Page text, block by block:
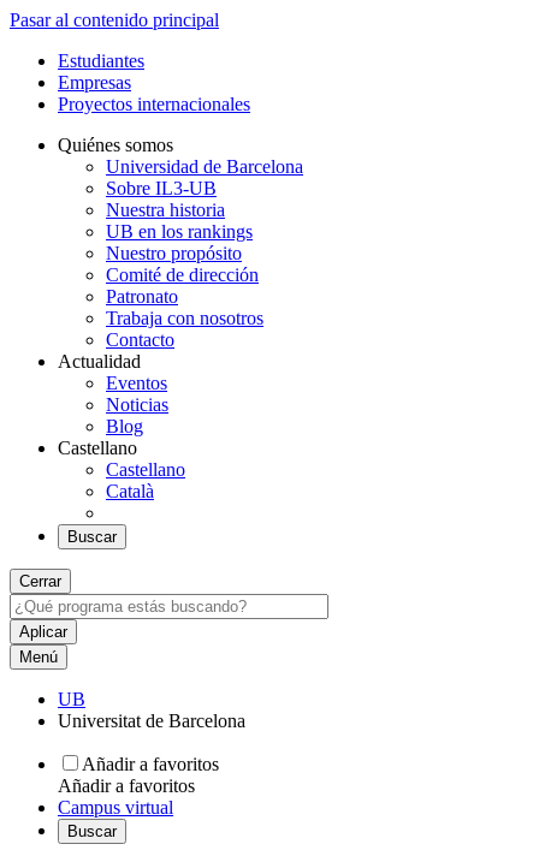
Pasar al contenido principal
Estudiantes
Empresas
Proyectos internacionales
Quiénes somos
Universidad de Barcelona
Sobre IL3-UB
Nuestra historia
UB en los rankings
Nuestro propósito
Comité de dirección
Patronato
Trabaja con nosotros
Contacto
Actualidad
Eventos
Noticias
Blog
Castellano
Castellano
Català
Buscar
Cerrar
Menú
UB
Universitat de Barcelona
Añadir a favoritos
Añadir a favoritos
Campus virtual
Buscar